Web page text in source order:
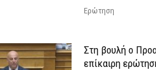
Ερώτηση
Στη βουλή ο
επίκαιρη